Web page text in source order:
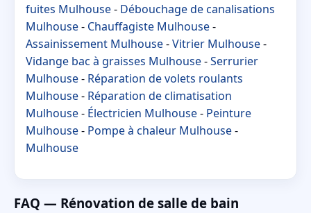
fuites Mulhouse- Débouchage de canalisations
Mulhouse- Chauffagiste Mulhouse-
Assainissement Mulhouse-Vitrier Mulhouse-
Vidange bac à graisses Mulhouse-Serrurier
Mulhouse- Réparation de volets roulants
Mulhouse- Réparation de climatisation
Mulhouse- Électricien Mulhouse- Peinture
Mulhouse- Pompe à chaleur Mulhouse-
Mulhouse
FAQ — Rénovation de salle de bain